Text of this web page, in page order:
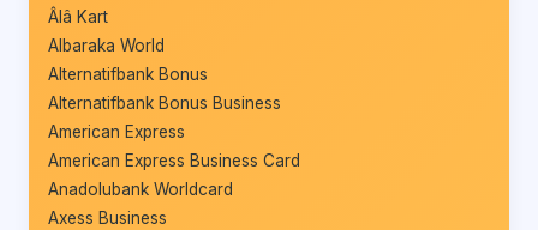
Âlâ Kart
Albaraka World
Alternatifbank Bonus
Alternatifbank Bonus Business
American Express
American Express Business Card
Anadolubank Worldcard
Axess Business